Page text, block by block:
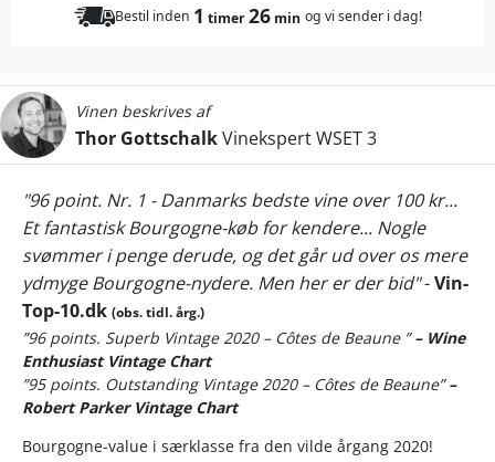
Bestil inden 1 timer26 min og vi sender i dag!
Vinen beskrives af
Thor GottschalkVinekspert WSET 3
"96 point. Nr. 1 - Danmarks bedste vine over 100 kr...
Et fantastisk Bourgogne-køb for kendere... Nogle
svømmer i penge derude, og det går ud over os mere
ydmyge Bourgogne-nydere. Men her er der bid"-Vin-
Top-10.dk (obs. tidl. årg.)
”96 points. Superb Vintage 2020 – Côtes de Beaune ”– Wine
Enthusiast Vintage Chart
”95 points. Outstanding Vintage 2020 – Côtes de Beaune”–
Robert Parker Vintage Chart
Bourgogne-value i særklasse fra den vilde årgang 2020!